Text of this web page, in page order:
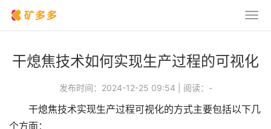
干熄焦技术如何实现生产过程的可视化
发布时间：2024-12-25 09:54 阅读： -
干熄焦技术实现生产过程可视化的方式主要包括以下几
个方面：